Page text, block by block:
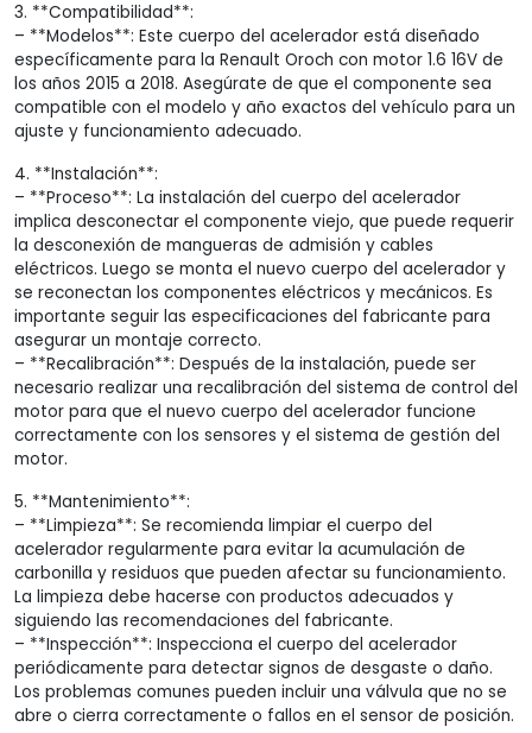
3. **Compatibilidad**:
– **Modelos**: Este cuerpo del acelerador está diseñado
específicamente para la Renault Oroch con motor 1.6 16V de
los años 2015 a 2018. Asegúrate de que el componente sea
compatible con el modelo y año exactos del vehículo para un
ajuste y funcionamiento adecuado.
4. **Instalación**:
– **Proceso**: La instalación del cuerpo del acelerador
implica desconectar el componente viejo, que puede requerir
la desconexión de mangueras de admisión y cables
eléctricos. Luego se monta el nuevo cuerpo del acelerador y
se reconectan los componentes eléctricos y mecánicos. Es
importante seguir las especificaciones del fabricante para
asegurar un montaje correcto.
– **Recalibración**: Después de la instalación, puede ser
necesario realizar una recalibración del sistema de control del
motor para que el nuevo cuerpo del acelerador funcione
correctamente con los sensores y el sistema de gestión del
motor.
5. **Mantenimiento**:
– **Limpieza**: Se recomienda limpiar el cuerpo del
acelerador regularmente para evitar la acumulación de
carbonilla y residuos que pueden afectar su funcionamiento.
La limpieza debe hacerse con productos adecuados y
siguiendo las recomendaciones del fabricante.
– **Inspección**: Inspecciona el cuerpo del acelerador
periódicamente para detectar signos de desgaste o daño.
Los problemas comunes pueden incluir una válvula que no se
abre o cierra correctamente o fallos en el sensor de posición.